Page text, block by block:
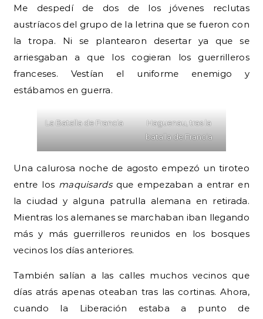
Me despedí de dos de los jóvenes reclutas
austríacos del grupo de la letrina que se fueron con
la tropa. Ni se plantearon desertar ya que se
arriesgaban a que los cogieran los guerrilleros
franceses. Vestían el uniforme enemigo y
estábamos en guerra.
La Batalla de Francia
Haguenau, tras la
batalla de Francia
Una calurosa noche de agosto empezó un tiroteo
entre los maquisardsque empezaban a entrar en
la ciudad y alguna patrulla alemana en retirada.
Mientras los alemanes se marchaban iban llegando
más y más guerrilleros reunidos en los bosques
vecinos los días anteriores.
También salían a las calles muchos vecinos que
días atrás apenas oteaban tras las cortinas. Ahora,
cuando la Liberación estaba a punto de